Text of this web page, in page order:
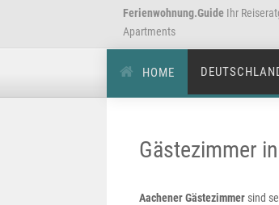
Ferienwohnung.Guide Ihr
Apartments
HOME
Gästezimmer
Aachener Gästezimmer sind